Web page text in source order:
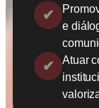
e
Atuar